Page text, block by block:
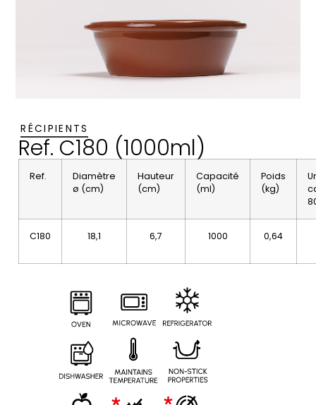
RÉCIPIENTS
Ref. C180 (1000ml)
Ref.
Diamètre
ø (cm)
Hauteur
(cm)
Capacité
(ml)
Poids
(kg)
C180 18,1 6,7 1000 0,64